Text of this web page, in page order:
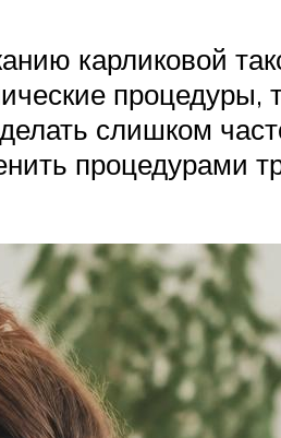
карликовой
слишком
процедурами